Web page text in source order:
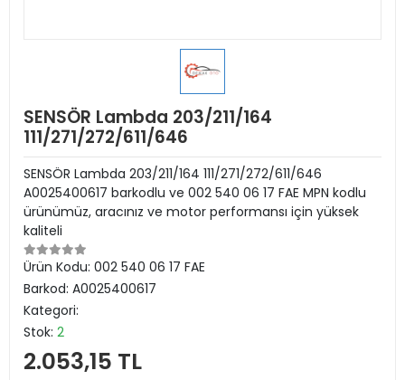
SENSÖR Lambda 203/211/164
111/271/272/611/646
SENSÖR Lambda 203/211/164 111/271/272/611/646
A0025400617 barkodlu ve 002 540 06 17 FAE MPN kodlu
ürünümüz, aracınız ve motor performansı için yüksek
kaliteli
Ürün Kodu: 002 540 06 17 FAE
Barkod: A0025400617
Kategori:
Stok: 2
2.053,15 TL